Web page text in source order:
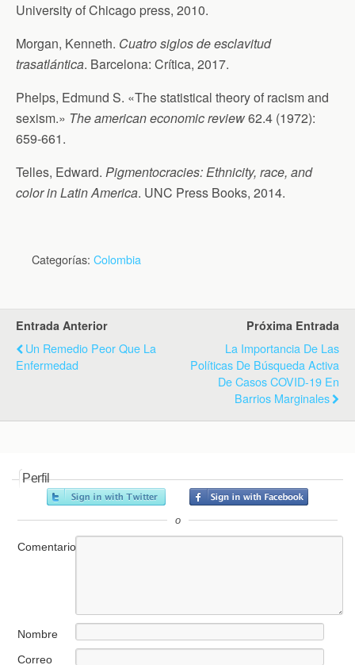
University of Chicago press, 2010.
Morgan, Kenneth. Cuatro siglos de esclavitud
trasatlántica. Barcelona: Crítica, 2017.
Phelps, Edmund S. «The statistical theory of racism and
sexism.» The american economic review62.4 (1972):
659-661.
Telles, Edward. Pigmentocracies: Ethnicity, race, and
color in Latin America. UNC Press Books, 2014.
Categorías: Colombia
Entrada Anterior
Un Remedio Peor Que La
Enfermedad
Próxima Entrada
La Importancia De Las
Políticas De Búsqueda Activa
De Casos COVID-19 En
Barrios Marginales
Perfil
o
Comentario
Nombre
Correo